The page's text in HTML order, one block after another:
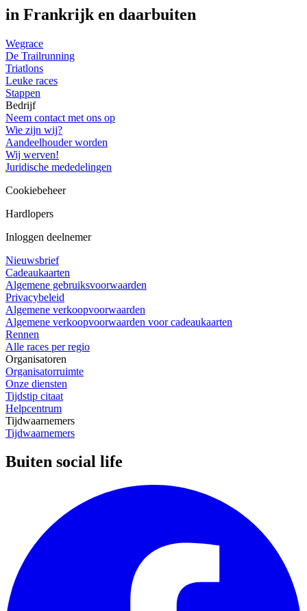
in Frankrijk en daarbuiten
Wegrace
De Trailrunning
Triatlons
Leuke races
Stappen
Bedrijf
Neem contact met ons op
Wie zijn wij?
Aandeelhouder worden
Wij werven!
Juridische mededelingen
Cookiebeheer
Hardlopers
Inloggen deelnemer
Nieuwsbrief
Cadeaukaarten
Algemene gebruiksvoorwaarden
Privacybeleid
Algemene verkoopvoorwaarden
Algemene verkoopvoorwaarden voor cadeaukaarten
Rennen
Alle races per regio
Organisatoren
Organisatorruimte
Onze diensten
Tijdstip citaat
Helpcentrum
Tijdwaarnemers
Tijdwaarnemers
Buiten social life